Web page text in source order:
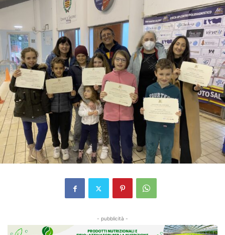
- pubblicità -